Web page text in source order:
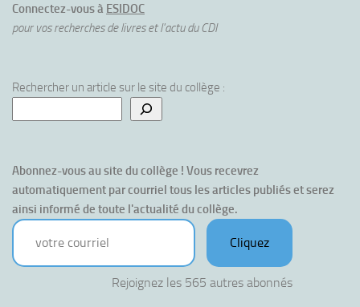
Connectez-vous à ESIDOC
pour vos recherches de livres et l'actu du CDI
Rechercher un article sur le site du collège :
Abonnez-vous au site du collège ! Vous recevrez
automatiquement par courriel tous les articles publiés et serez
ainsi informé de toute l'actualité du collège.
votre courriel
Cliquez
Rejoignez les 565 autres abonnés